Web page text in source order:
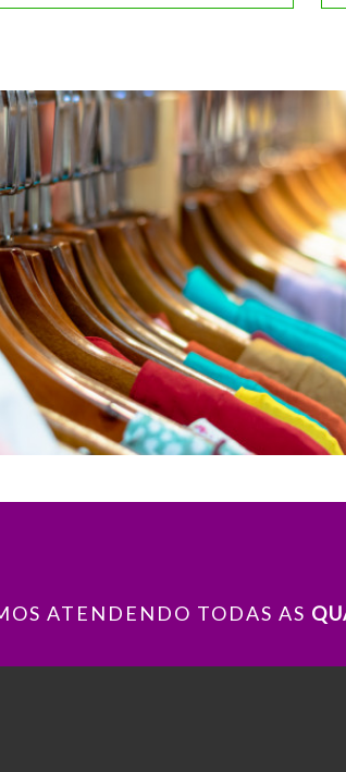
ATENDENDO TODAS AS